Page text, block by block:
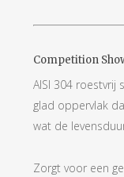
Competition
AISI 304 roestvrij
glad oppervlak
wat de
Zorgt voor een